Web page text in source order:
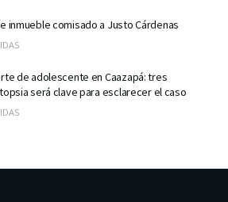
inmueble comisado a Justo Cárdenas
de adolescente en Caazapá: tres
será clave para esclarecer el caso